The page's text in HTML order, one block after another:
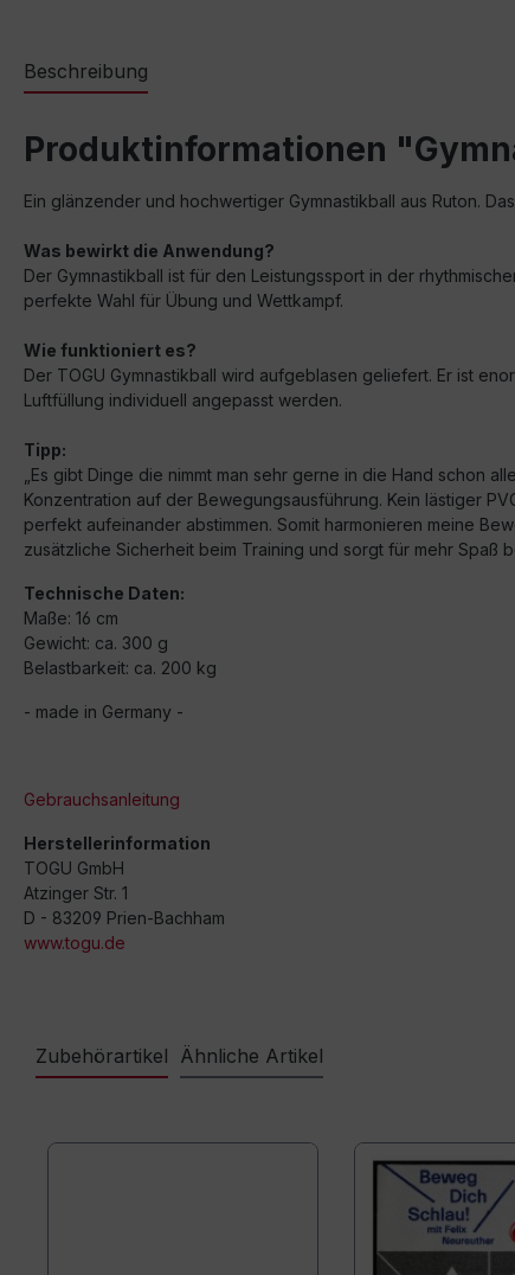
Beschreibung
Produktinformationen
Ein glänzender und hochwertiger Gymnastikball aus Ruton.
Was bewirkt die Anwendung?
Der Gymnastikball ist für den Leistungssport in der
perfekte Wahl für Übung und Wettkampf.
Wie funktioniert es?
Der TOGU Gymnastikball wird aufgeblasen geliefert. Er ist
Luftfüllung individuell angepasst werden.
Tipp:
„Es gibt Dinge die nimmt man sehr gerne in die Hand schon
Konzentration auf der Bewegungsausführung. Kein lästiger
perfekt aufeinander abstimmen. Somit harmonieren meine
zusätzliche Sicherheit beim Training und sorgt für mehr Spaß
Technische Daten:
Maße: 16 cm
Gewicht: ca. 300 g
Belastbarkeit: ca. 200 kg
- made in Germany -
Gebrauchsanleitung
Herstellerinformation
TOGU GmbH
Atzinger Str. 1
D - 83209 Prien-Bachham
www.togu.de
Zubehörartikel Ähnliche Artikel